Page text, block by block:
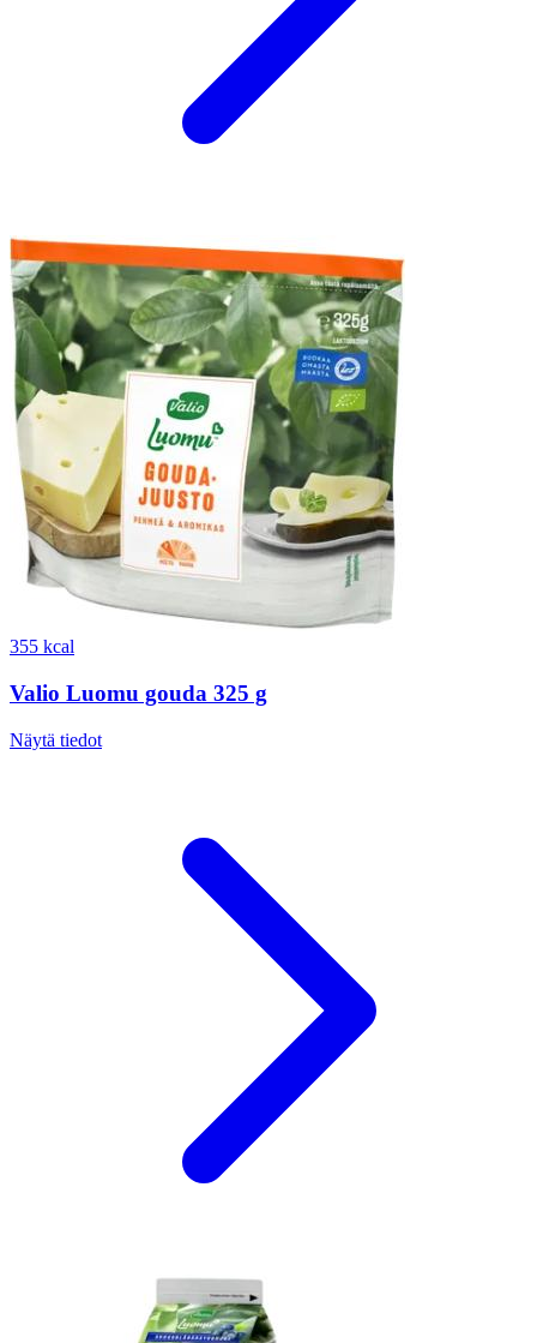
355 kcal
Valio Luomu gouda 325 g
Näytä tiedot